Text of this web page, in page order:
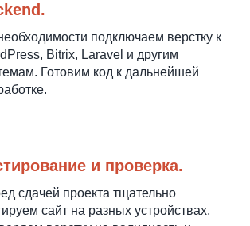
подключаем верстку к
Bitrix, Laravel и другим
Готовим код к дальнейшей
и проверка.
сдачей проекта тщательно
сайт на разных устройствах,